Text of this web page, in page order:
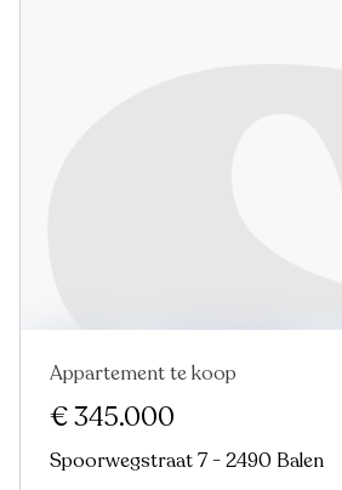
Appartement te koop
€ 345.000
Spoorwegstraat 7 - 2490 Balen